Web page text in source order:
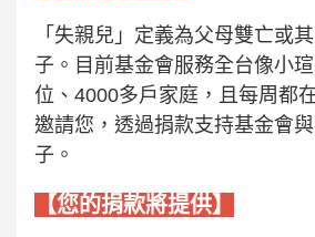
「失親兒」定義為父母雙亡或
子。目前基金會服務全台像小
位、4000多戶家庭，且每周都
邀請您，透過捐款支持基金會
子。
【您的捐款將提供】